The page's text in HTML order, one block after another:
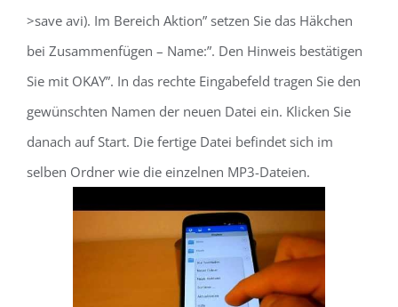
>save avi). Im Bereich Aktion” setzen Sie das Häkchen
bei Zusammenfügen – Name:”. Den Hinweis bestätigen
Sie mit OKAY”. In das rechte Eingabefeld tragen Sie den
gewünschten Namen der neuen Datei ein. Klicken Sie
danach auf Start. Die fertige Datei befindet sich im
selben Ordner wie die einzelnen MP3-Dateien.